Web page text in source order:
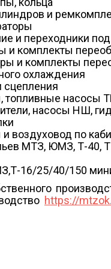
и
и переходники
и комплекты
и комплекты
охлаждения
сцепления
топливные насосы
насосы НШ,
воздуховод по
МТЗ, ЮМЗ, Т-40,
16/25/40/150
https://